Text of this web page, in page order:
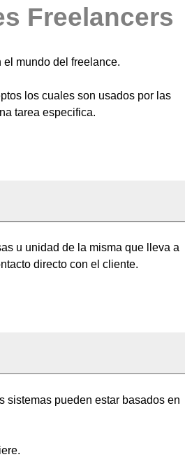
Freelancers
el mundo del freelance.
los cuales son usados por las
tarea especifica.
u unidad de la misma que lleva a
directo con el cliente.
sistemas pueden estar basados en